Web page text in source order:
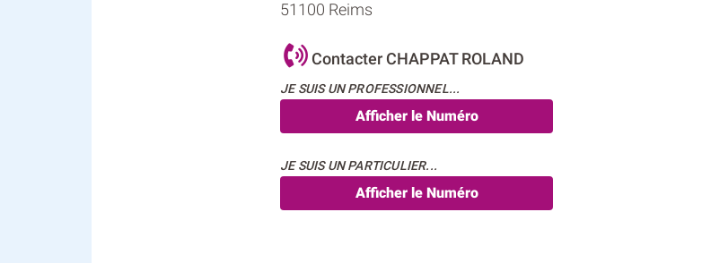
51100 Reims
Contacter CHAPPAT ROLAND
JE SUIS UN PROFESSIONNEL...
Afficher le Numéro
JE SUIS UN PARTICULIER...
Afficher le Numéro